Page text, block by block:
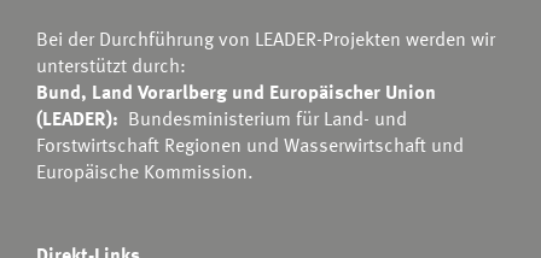
Bei der Durchführung von LEADER-Projekten werden wir
unterstützt durch:
Bund, Land Vorarlberg und Europäischer Union
(LEADER): Bundesministerium für Land- und
Forstwirtschaft Regionen und Wasserwirtschaft und
Europäische Kommission.